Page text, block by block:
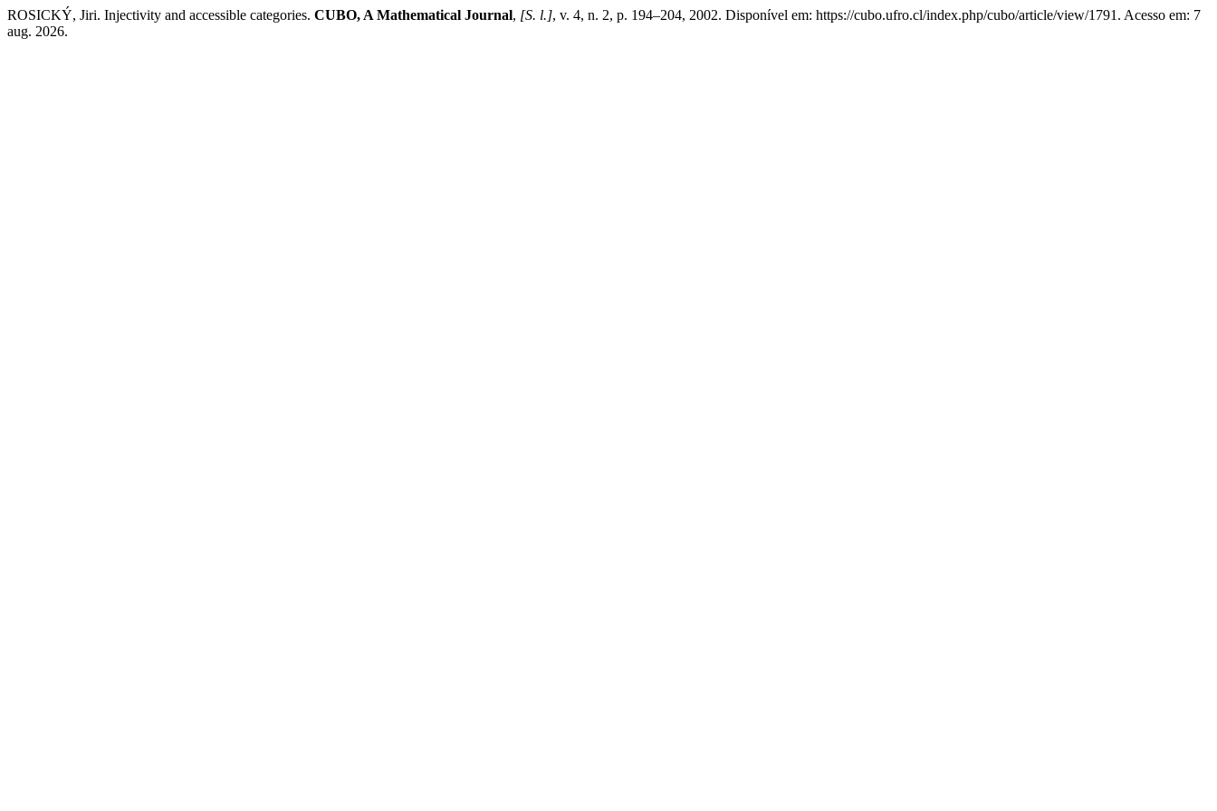
ROSICKÝ, Jiri. Injectivity and accessible categories. CUBO, A Mathematical Journal, [S. l.], v. 4, n. 2, p. 194–204, 2002. Disponível em: https://cubo.ufro.cl/index.php/cubo/article/view/1791. Acesso em: 7
aug. 2026.